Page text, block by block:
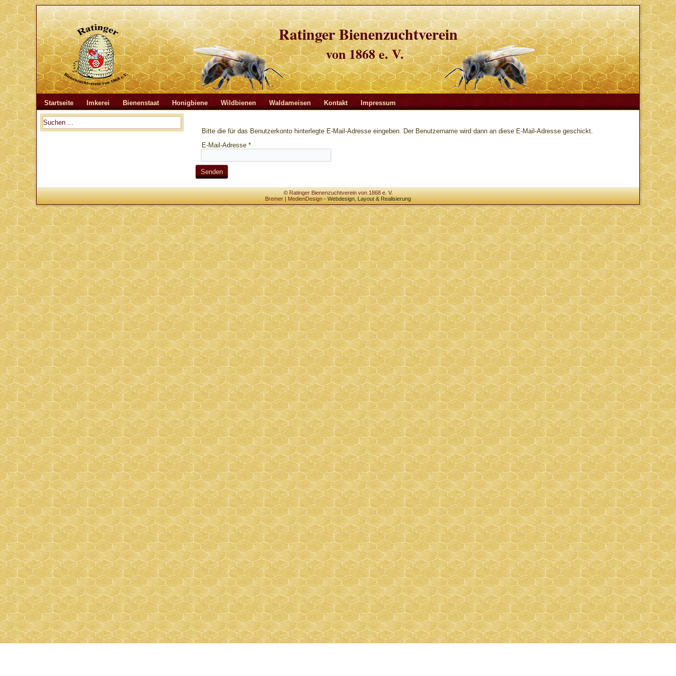
Ratinger Bienenzuchtverein
von 1868 e. V.
Startseite Imkerei Bienenstaat Honigbiene Wildbienen Waldameisen Kontakt Impressum
Bitte die für das Benutzerkonto hinterlegte E-Mail-Adresse eingeben. Der Benutzername wird dann an diese E-Mail-Adresse geschickt.
E-Mail-Adresse*
Senden
©Ratinger Bienenzuchtverein von 1868 e. V.
Bremer | MedienDesign- Webdesign, Layout & Realisierung